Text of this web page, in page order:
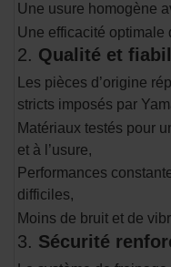
Une usure homogène
Une efficacité optimale
2. Qualité et
Les pièces d’origine
stricts imposés par
Matériaux testés pour
et à l’usure,
Performances
difficiles,
Moins de bruit et de
3. Sécurité